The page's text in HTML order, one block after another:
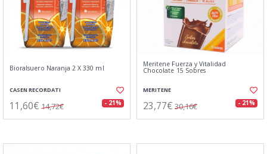
Bioralsuero Naranja 2 X 330 ml
CASEN RECORDATI
11,60€ 14,72€ - 21%
Meritene Fuerza y Vitalidad
Chocolate 15 Sobres
MERITENE
23,77€ 30,16€ - 21%